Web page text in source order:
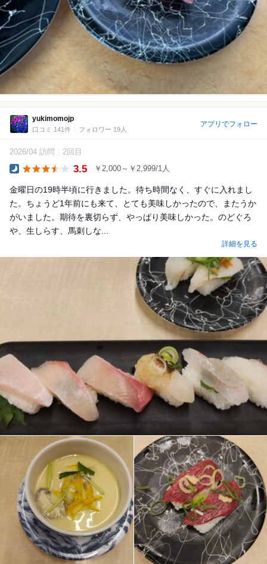
yukimomojp
口コミ 141件 フォロワー 19人
アプリでフォロー
2026/04 訪問 2回目
3.5 ￥2,000～￥2,999/1人
金曜日の19時半頃に行きました。待ち時間なく、すぐに入れまし
た。ちょうど1年前にも来て、とても美味しかったので、またうか
がいました。期待を裏切らず、やっぱり美味しかった。のどぐろ
や、生しらす、馬刺しな...
詳細を見る